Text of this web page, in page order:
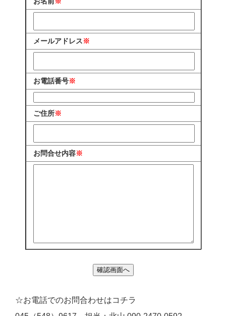
メールアドレス※
お電話番号※
ご住所※
お問合せ内容※
☆お電話でのお問合わせはコチラ